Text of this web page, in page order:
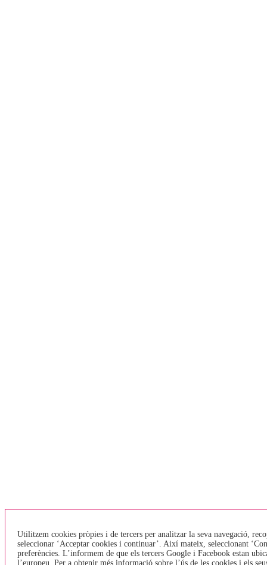
Utilitzem cookies pròpies i de tercers per analitzar la seva navegació,
seleccionar ‘Acceptar cookies i continuar’. Així mateix, seleccionant
preferències. L’informem de que els tercers Google i Facebook estan
l’europeu. Per a obtenir més informació sobre l’ús de les cookies i els